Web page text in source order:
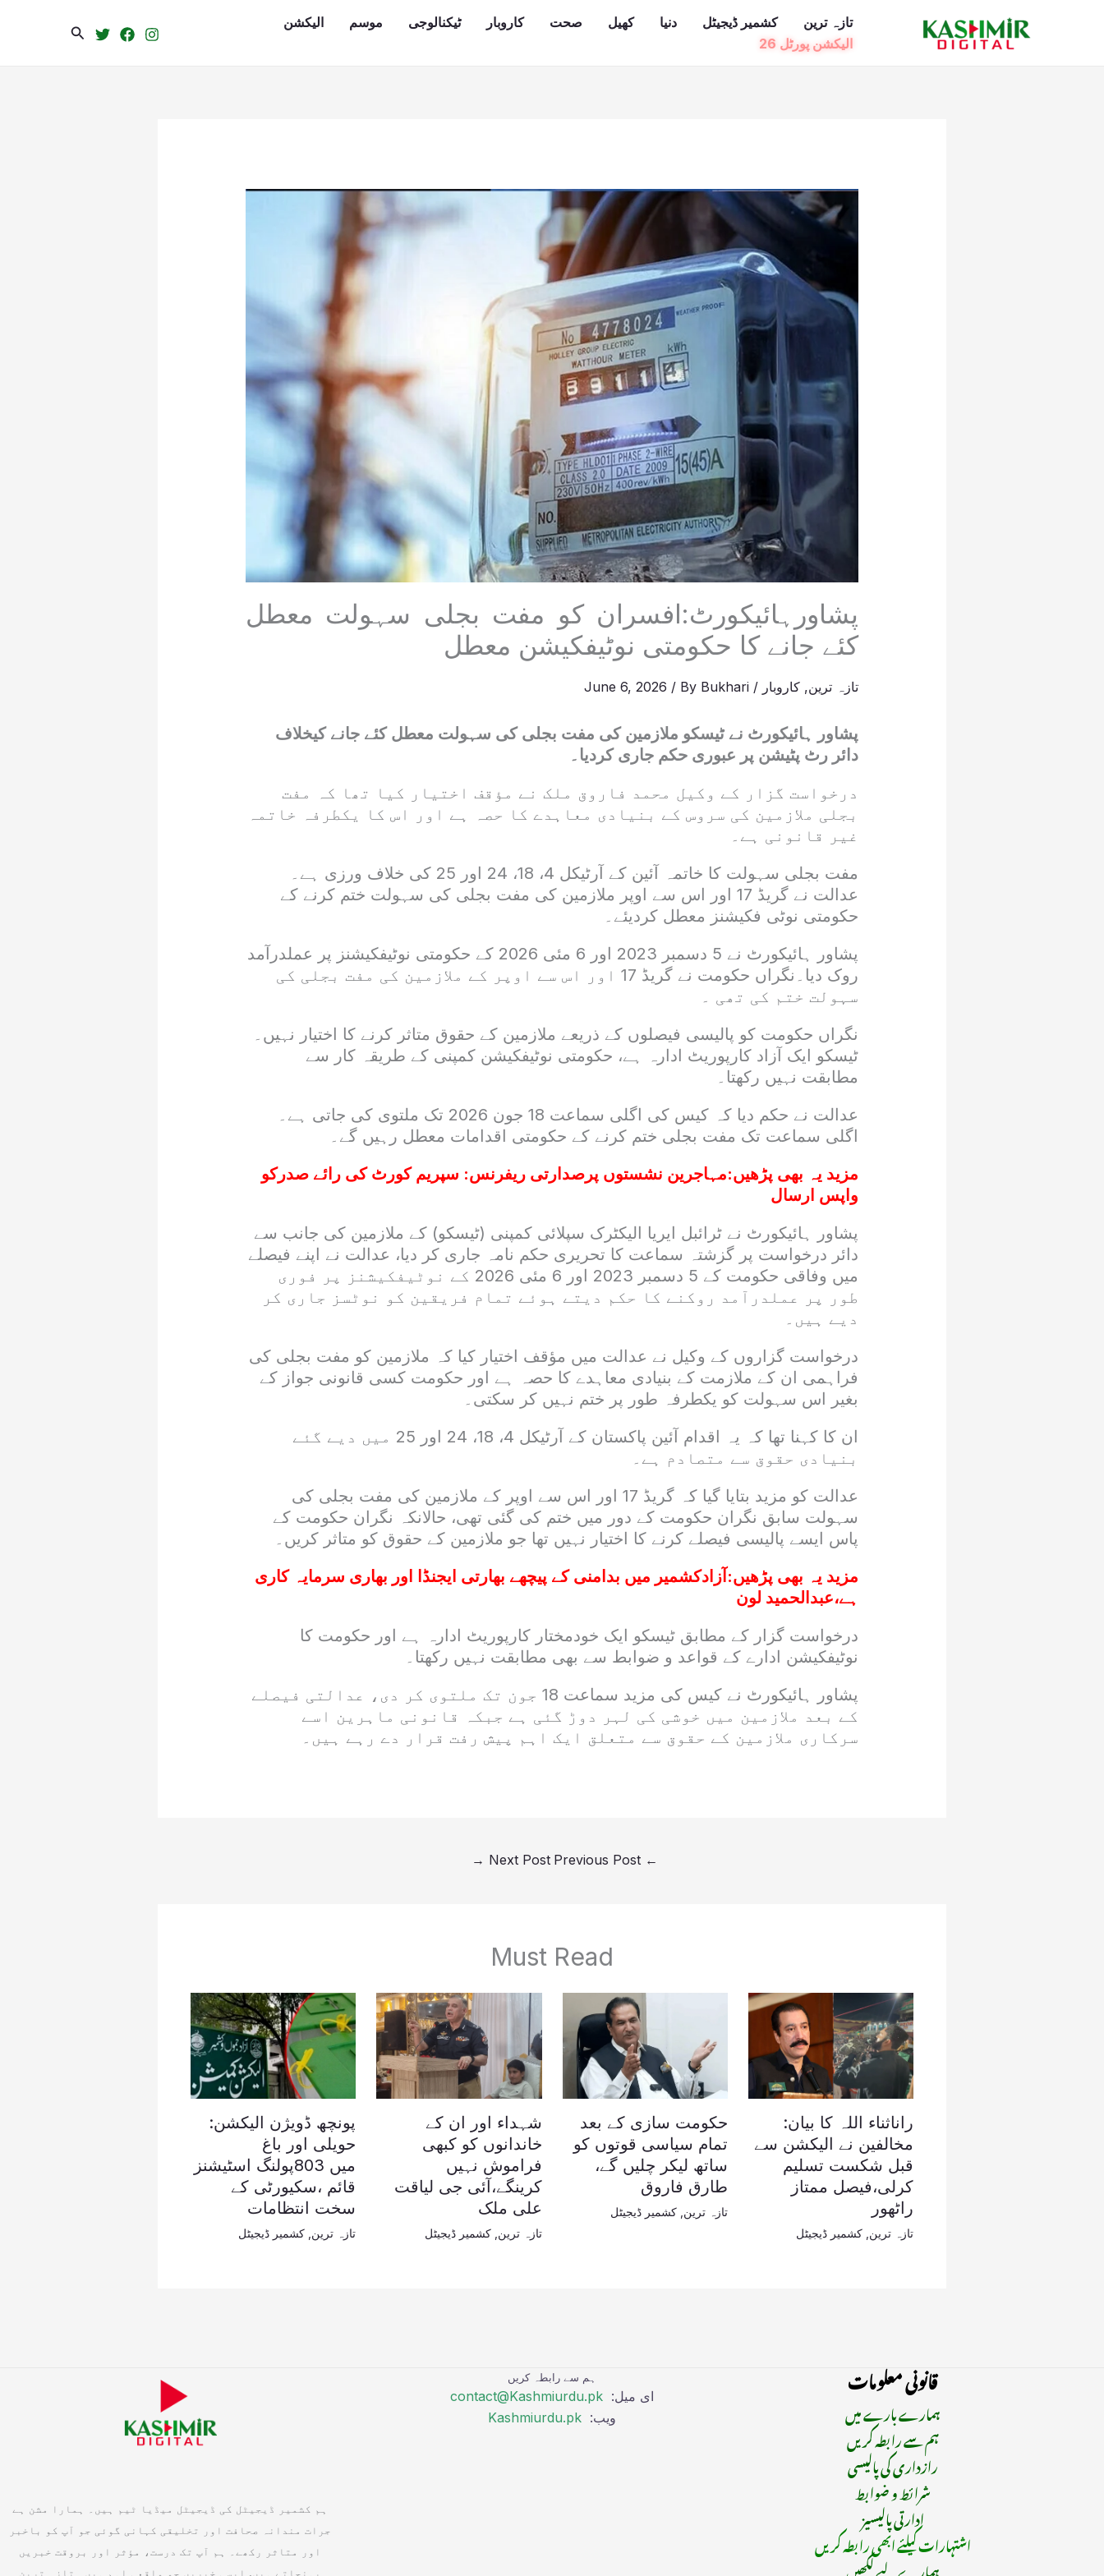
تازہ ترین کشمیر ڈیجیٹل دنیا کھیل صحت کاروبار ٹیکنالوجی موسم
الیکشن
الیکشن پورٹل 26
Search
پشاورہائیکورٹ:افسران کو مفت بجلی سہولت معطل
کئے جانے کا حکومتی نوٹیفکیشن معطل
تازہ ترین, کاروبار /
June 6, 2026 / By Bukhari
پشاور ہائیکورٹ نے ٹیسکو ملازمین کی مفت بجلی کی سہولت معطل کئے جانے کیخلاف
دائر رٹ پٹیشن پر عبوری حکم جاری کردیا۔
درخواست گزار کے وکیل محمد فاروق ملک نے مؤقف اختیار کیا تھا کہ مفت
بجلی ملازمین کی سروس کے بنیادی معاہدے کا حصہ ہے اور اس کا یکطرفہ خاتمہ
غیر قانونی ہے۔
مفت بجلی سہولت کا خاتمہ آئین کے آرٹیکل 4، 18، 24 اور 25 کی خلاف ورزی ہے۔
عدالت نے گریڈ 17 اور اس سے اوپر ملازمین کی مفت بجلی کی سہولت ختم کرنے کے
حکومتی نوٹی فکیشنز معطل کردیئے۔
پشاور ہائیکورٹ نے 5 دسمبر 2023 اور 6 مئی 2026 کے حکومتی نوٹیفکیشنز پر عملدرآمد
روک دیا۔نگراں حکومت نے گریڈ 17 اور اس سے اوپر کے ملازمین کی مفت بجلی کی
سہولت ختم کی تھی ۔
نگراں حکومت کو پالیسی فیصلوں کے ذریعے ملازمین کے حقوق متاثر کرنے کا اختیار نہیں۔
ٹیسکو ایک آزاد کارپوریٹ ادارہ ہے، حکومتی نوٹیفکیشن کمپنی کے طریقہ کار سے
مطابقت نہیں رکھتا۔
عدالت نے حکم دیا کہ کیس کی اگلی سماعت 18 جون 2026 تک ملتوی کی جاتی ہے۔
اگلی سماعت تک مفت بجلی ختم کرنے کے حکومتی اقدامات معطل رہیں گے۔
مزید یہ بھی پڑھیں:مہاجرین نشستوں پرصدارتی ریفرنس: سپریم کورٹ کی رائے صدرکو
واپس ارسال
پشاور ہائیکورٹ نے ٹرائبل ایریا الیکٹرک سپلائی کمپنی (ٹیسکو) کے ملازمین کی جانب سے
دائر درخواست پر گزشتہ سماعت کا تحریری حکم نامہ جاری کر دیا، عدالت نے اپنے فیصلے
میں وفاقی حکومت کے 5 دسمبر 2023 اور 6 مئی 2026 کے نوٹیفکیشنز پر فوری
طور پر عملدرآمد روکنے کا حکم دیتے ہوئے تمام فریقین کو نوٹسز جاری کر
دیے ہیں۔
درخواست گزاروں کے وکیل نے عدالت میں مؤقف اختیار کیا کہ ملازمین کو مفت بجلی کی
فراہمی ان کے ملازمت کے بنیادی معاہدے کا حصہ ہے اور حکومت کسی قانونی جواز کے
بغیر اس سہولت کو یکطرفہ طور پر ختم نہیں کر سکتی۔
ان کا کہنا تھا کہ یہ اقدام آئین پاکستان کے آرٹیکل 4، 18، 24 اور 25 میں دیے گئے
بنیادی حقوق سے متصادم ہے۔
عدالت کو مزید بتایا گیا کہ گریڈ 17 اور اس سے اوپر کے ملازمین کی مفت بجلی کی
سہولت سابق نگران حکومت کے دور میں ختم کی گئی تھی، حالانکہ نگران حکومت کے
پاس ایسے پالیسی فیصلے کرنے کا اختیار نہیں تھا جو ملازمین کے حقوق کو متاثر کریں۔
مزید یہ بھی پڑھیں: آزادکشمیر میں بدامنی کے پیچھے بھارتی ایجنڈا اور بھاری سرمایہ کاری
ہے،عبدالحمید لون
درخواست گزار کے مطابق ٹیسکو ایک خودمختار کارپوریٹ ادارہ ہے اور حکومت کا
نوٹیفکیشن ادارے کے قواعد و ضوابط سے بھی مطابقت نہیں رکھتا۔
پشاور ہائیکورٹ نے کیس کی مزید سماعت 18 جون تک ملتوی کر دی، عدالتی فیصلے
کے بعد ملازمین میں خوشی کی لہر دوڑ گئی ہے جبکہ قانونی ماہرین اسے
سرکاری ملازمین کے حقوق سے متعلق ایک اہم پیش رفت قرار دے رہے ہیں۔
←
Next Post
→
Must Read
راناثناء اللہ کا بیان:
مخالفین نے الیکشن سے
قبل شکست تسلیم
کرلی،فیصل ممتاز
راٹھور
تازہ ترین کشمیر ڈیجیٹل
حکومت سازی کے بعد
تمام سیاسی قوتوں کو
ساتھ لیکر چلیں گے،
طارق فاروق
تازہ ترین ,کشمیر ڈیجیٹل
شہداء اور ان کے
خاندانوں کو کبھی
فراموش نہیں
کرینگے،آئی جی لیاقت
علی ملک
تازہ ترین ,کشمیر ڈیجیٹل
پونچھ ڈویژن الیکشن:
حویلی اور باغ
میں 803پولنگ اسٹیشنز
قائم ،سکیورٹی کے
سخت انتظامات
تازہ ترین کشمیر ڈیجیٹل
قانونی معلومات
ہمارے بارے میں
ہم سے رابطہ کریں
رازداری کی پالیسی
شرائط و ضوابط
ادارتی پالیسیز
اشتہارات کیلئے ابھی رابطہ کریں
ہم سے رابطہ کریں
ای میل: contact@Kashmiurdu.pk
ویب: Kashmiurdu.pk
ہم کشمیر ڈیجیٹل کی ڈیجیٹل میڈیا ٹیم ہیں۔ ہمارا مشن ہے
جرات مندانہ صحافت اور تخلیقی کہانی گوئی جو آپ کو باخبر
اور متاثر رکھے۔ ہم آپ تک درست، مؤثر اور بروقت خبریں
پہنچاتے ہیں, ایسی خبریں جو واقعی اہم ہیں۔ تازہ ترین